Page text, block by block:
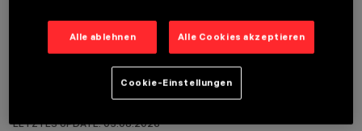
TECHNISCHE DATEN
LETZTES UPDATE: 05.08.2026
Alle ablehnen Alle Cookies akzeptieren
Cookie-Einstellungen